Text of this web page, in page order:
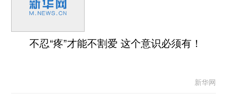
不忍“疼”才能不割爱 这个意识必须有！
新华网